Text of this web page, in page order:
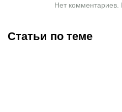
Нет комментариев.
Статьи по теме